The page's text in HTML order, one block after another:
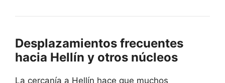
Desplazamientos frecuentes
hacia Hellín y otros núcleos
La cercanía a Hellín hace que muchos